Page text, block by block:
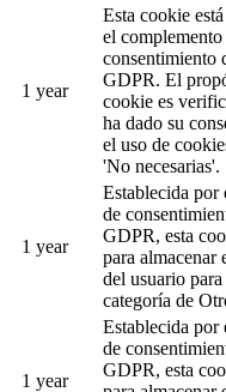
1 year
Esta cookie
el complemento
consentimiento
GDPR. El
cookie es
ha dado su
el uso de
'No necesarias'.
1 year
Establecida por
de
GDPR, esta
para almacenar
del usuario
categoría de
1 year
Establecida por
de
GDPR, esta